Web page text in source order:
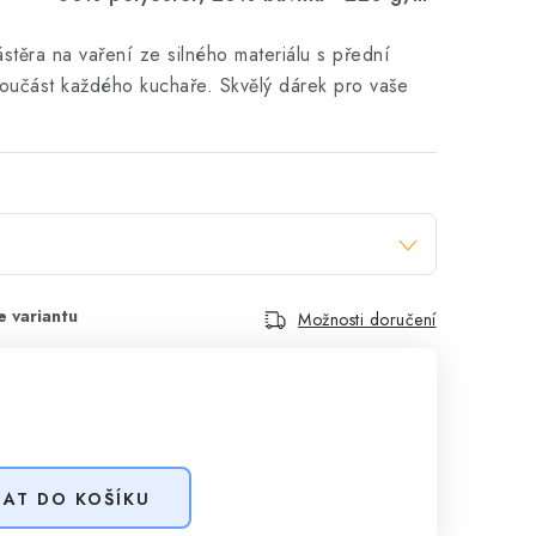
na vaření ze silného materiálu s přední
každého kuchaře. Skvělý dárek pro vaše
Možnosti doručení
DO KOŠÍKU